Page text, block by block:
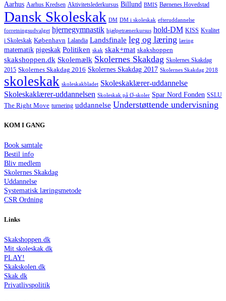
Aarhus Aarhus Kredsen Aktivitetslederkursus Billund BMIS Børnenes Hovedstad
Dansk Skoleskak DM DM i skoleskak efteruddannelse
forretningsudvalget hjernegymnastik hjælpetrænerkursus hold-DM KISS Kvalitet
i Skoleskak København Lalandia Landsfinale leg og læring læring
matematik pigeskak Politiken skak skak+mat skakshoppen
skakshoppen.dk Skolemælk Skolernes Skakdag Skolernes Skakdag
2015 Skolernes Skakdag 2016 Skolernes Skakdag 2017 Skolernes Skakdag 2018
skoleskak skoleskakbladet Skoleskaklærer-uddannelse
Skoleskaklærer-uddannelsen Skoleskak på Ø-skoler Spar Nord Fonden SSLU
The Right Move turnering uddannelse Understøttende undervisning
KOM I GANG
Book samtale
Bestil info
Bliv medlem
Skolernes Skakdag
Uddannelse
Systematisk læringsmetode
CSR Ordning
Links
Skakshoppen.dk
Mit.skoleskak.dk
PLAY!
Skakskolen.dk
Skak.dk
Privatlivspolitik